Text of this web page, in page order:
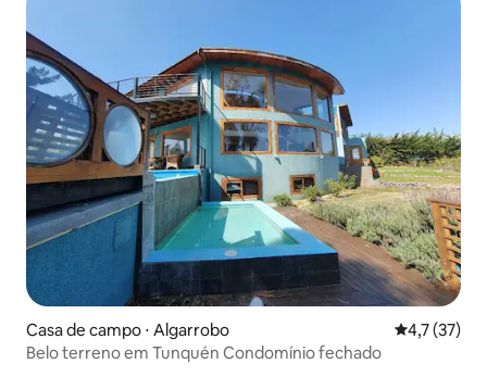
Casa de campo ⋅ Algarrobo 4,7 de uma
4,7 (37)
Belo terreno em Tunquén Condomínio fechado